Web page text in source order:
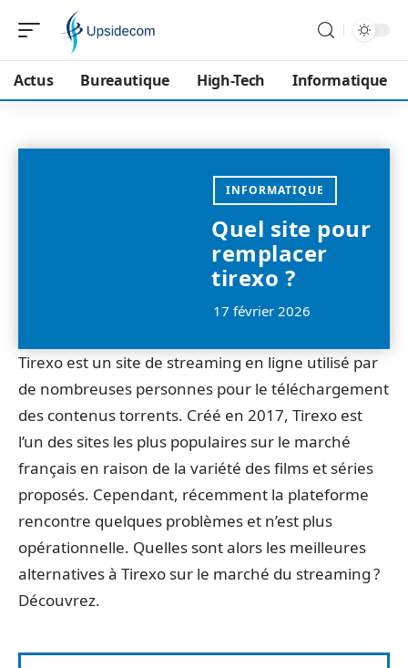
Actus Bureautique High-Tech Informatique
INFORMATIQUE
Quel site pour
remplacer
tirexo ?
17 février 2026
Tirexo est un site de streaming en ligne utilisé par
de nombreuses personnes pour le téléchargement
des contenus torrents. Créé en 2017, Tirexo est
l’un des sites les plus populaires sur le marché
français en raison de la variété des films et séries
proposés. Cependant, récemment la plateforme
rencontre quelques problèmes et n’est plus
opérationnelle. Quelles sont alors les meilleures
alternatives à Tirexo sur le marché du streaming ?
Découvrez.